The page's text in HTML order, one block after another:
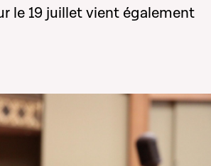
le 19 juillet vient également